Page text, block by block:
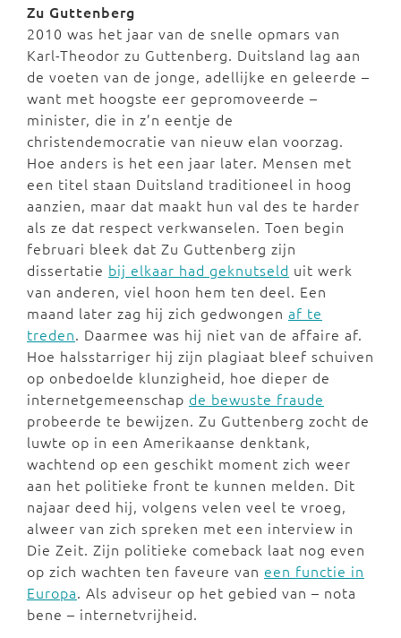
Zu Guttenberg
2010 was het jaar van de snelle opmars van
Karl-Theodor zu Guttenberg. Duitsland lag aan
de voeten van de jonge, adellijke en geleerde –
want met hoogste eer gepromoveerde –
minister, die in z’n eentje de
christendemocratie van nieuw elan voorzag.
Hoe anders is het een jaar later. Mensen met
een titel staan Duitsland traditioneel in hoog
aanzien, maar dat maakt hun val des te harder
als ze dat respect verkwanselen. Toen begin
februari bleek dat Zu Guttenberg zijn
dissertatie bij elkaar had geknutseld uit werk
van anderen, viel hoon hem ten deel. Een
maand later zag hij zich gedwongen af te
treden. Daarmee was hij niet van de affaire af.
Hoe halsstarriger hij zijn plagiaat bleef schuiven
op onbedoelde klunzigheid, hoe dieper de
internetgemeenschap de bewuste fraude
probeerde te bewijzen. Zu Guttenberg zocht de
luwte op in een Amerikaanse denktank,
wachtend op een geschikt moment zich weer
aan het politieke front te kunnen melden. Dit
najaar deed hij, volgens velen veel te vroeg,
alweer van zich spreken met een interview in
Die Zeit. Zijn politieke comeback laat nog even
op zich wachten ten faveure van een functie in
Europa. Als adviseur op het gebied van – nota
bene – internetvrijheid.